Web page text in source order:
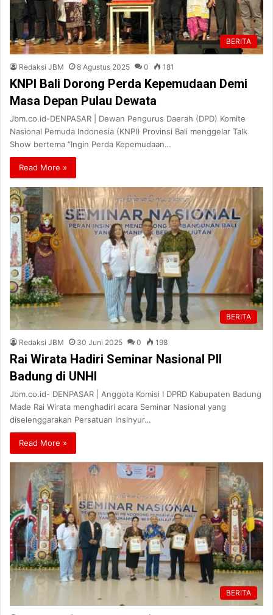
BERITA
Redaksi JBM 8 Agustus 2025 0 181
KNPI Bali Dorong Perda Kepemudaan Demi
Masa Depan Pulau Dewata
Jbm.co.id-DENPASAR | Dewan Pengurus Daerah (DPD) Komite
Nasional Pemuda Indonesia (KNPI) Provinsi Bali menggelar Talk
Show bertema “Ingin Perda Kepemudaan…
Read More »
BERITA
Redaksi JBM 30 Juni 2025 0 198
Rai Wirata Hadiri Seminar Nasional PII
Badung di UNHI
Jbm.co.id- DENPASAR | Anggota Komisi I DPRD Kabupaten Badung
Made Rai Wirata menghadiri acara Seminar Nasional yang
diselenggarakan Persatuan Insinyur…
Read More »
BERITA